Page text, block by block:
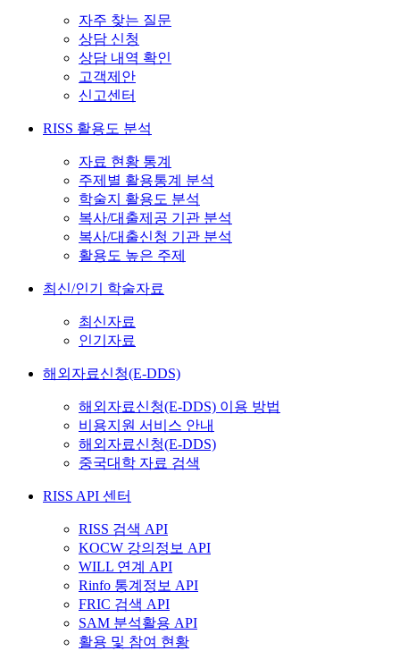
자주 찾는 질문
상담 신청
상담 내역 확인
고객제안
신고센터
RISS 활용도 분석
자료 현황 통계
주제별 활용통계 분석
학술지 활용도 분석
복사/대출제공 기관 분석
복사/대출신청 기관 분석
활용도 높은 주제
최신/인기 학술자료
최신자료
인기자료
해외자료신청(E-DDS)
해외자료신청(E-DDS) 이용 방법
비용지원 서비스 안내
해외자료신청(E-DDS)
중국대학 자료 검색
RISS API 센터
RISS 검색 API
KOCW 강의정보 API
WILL 연계 API
Rinfo 통계정보 API
FRIC 검색 API
SAM 분석활용 API
활용 및 참여 현황